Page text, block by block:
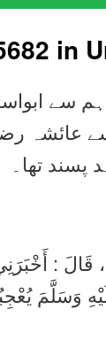
in
ہم سے
عائشہ
تھا۔
، قَالَ :
وَسَلَّمَ